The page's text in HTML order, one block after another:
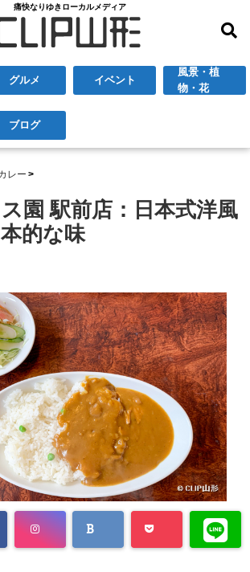
痛快なりゆきローカルメディア
グルメ イベント
風景・植
物・花
ブログ
レー
園 駅前店：日本式洋風
的な味